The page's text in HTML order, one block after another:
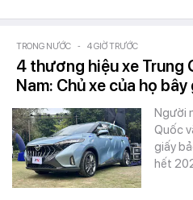
TRONG NƯỚC - 4 GIỜ TRƯỚC
4 thương hiệu xe Trung
Nam: Chủ xe của họ
Người
Quốc
giấy
hết